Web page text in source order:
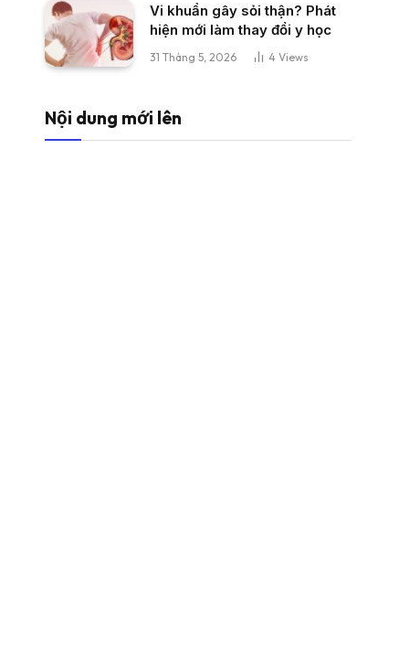
Vi khuẩn gây sỏi thận? Phát
hiện mới làm thay đổi y học
31 Tháng 5, 2026 4 Views
Nội dung mới lên